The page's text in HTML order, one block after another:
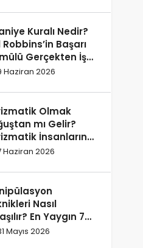
Kuralı Nedir?
Robbins’in Başarı
Gerçekten İşe
Haziran 2026
Olmak
mı Gelir?
İnsanların
Özellikleri
Haziran 2026
Nasıl
En Yaygın 7
Mayıs 2026